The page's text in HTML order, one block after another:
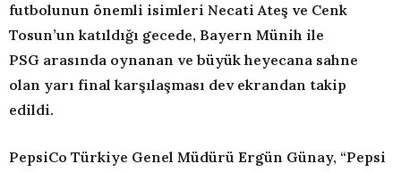
futbolunun önemli isimleri Necati Ateş ve Cenk
Tosun’un katıldığı gecede, Bayern Münih ile
PSG arasında oynanan ve büyük heyecana sahne
olan yarı final karşılaşması dev ekrandan takip
edildi.
PepsiCo Türkiye Genel Müdürü Ergün Günay, “Pepsi